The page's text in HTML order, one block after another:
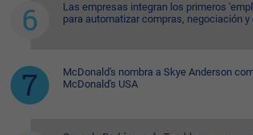
Las empresas integran los primeros
para automatizar compras, negociación y
McDonald's nombra a Skye Anderson
McDonald's USA